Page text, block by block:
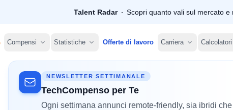
Talent Radar Scopri quanto vali sul mercato e
Compensi Statistiche Offerte di lavoro Carriera Calcolatori
NEWSLETTER SETTIMANALE
TechCompenso per Te
Ogni settimana annunci remote-friendly, sia ibridi